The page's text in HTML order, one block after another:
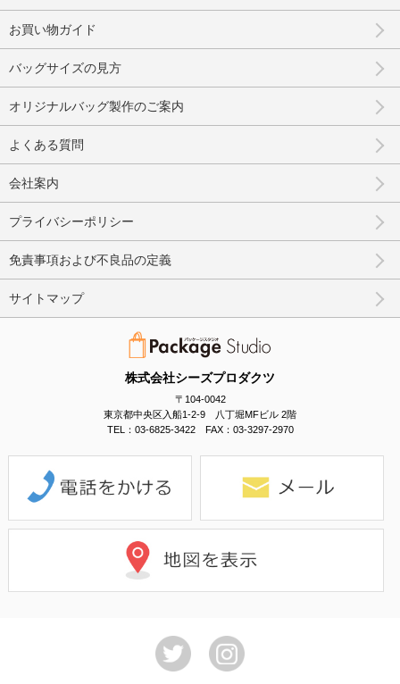
株式会社シーズプロダクツ
〒104-0042
東京都中央区入船1-2-9 八丁堀MFビル 2階
TEL：03-6825-3422 FAX：03-3297-2970
お買い物ガイド
バッグサイズの見方
オリジナルバッグ製作のご案内
よくある質問
会社案内
プライバシーポリシー
免責事項および不良品の定義
サイトマップ